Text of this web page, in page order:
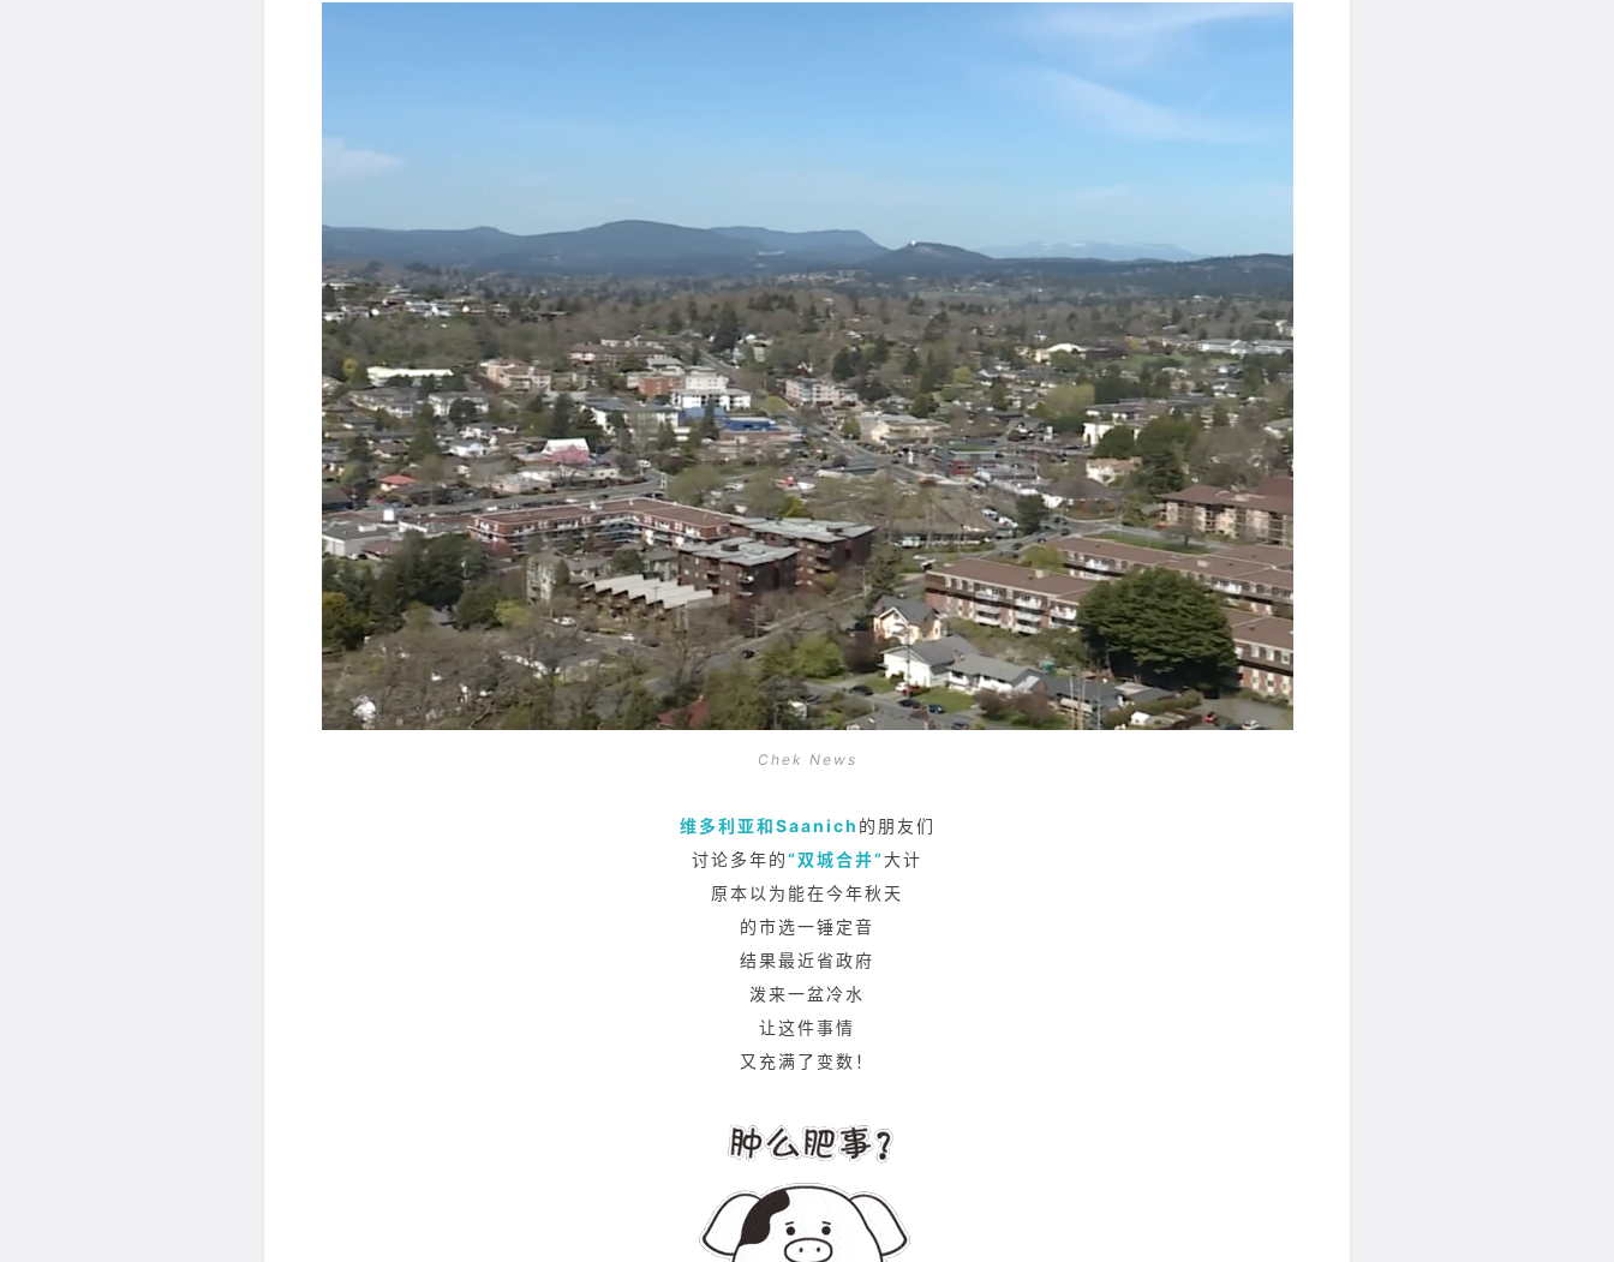
Chek News
维多利亚和Saanich 的朋友们
讨论多年的“双城合并”大计
原本以为能在今年秋天
的市选一锤定音
结果最近省政府
泼来一盆冷水
让这件事情
又充满了变数！